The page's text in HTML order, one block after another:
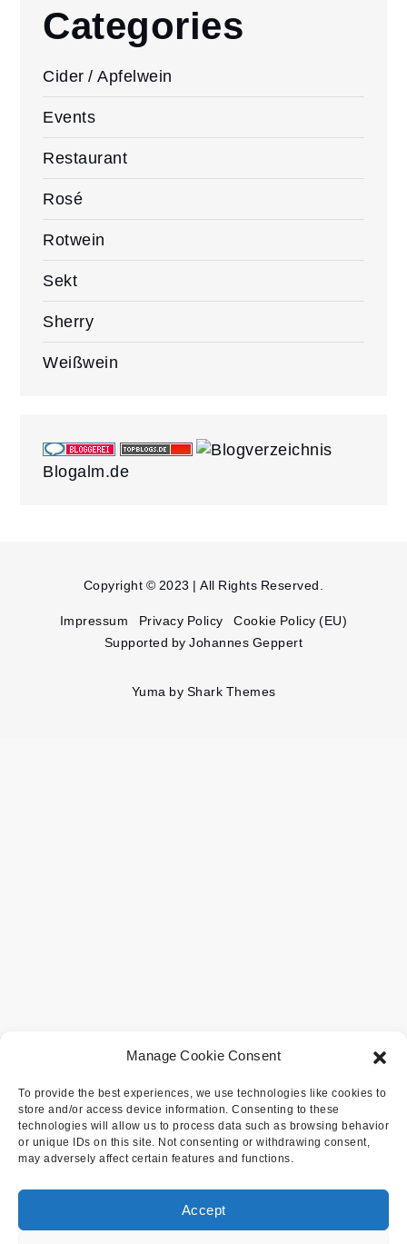
Manage Cookie Consent
To provide the best experiences, we use technologies like cookies to
store and/or access device information. Consenting to these
technologies will allow us to process data such as browsing behavior
or unique IDs on this site. Not consenting or withdrawing consent,
may adversely affect certain features and functions.
Accept
Categories
Cider / Apfelwein
Events
Restaurant
Rosé
Rotwein
Sekt
Sherry
Weißwein
Blogalm.de
Copyright © 2023 | All Rights Reserved.
Impressum Privacy Policy
Cookie Policy (EU)
Supported by Johannes Geppert
Yuma by Shark Themes